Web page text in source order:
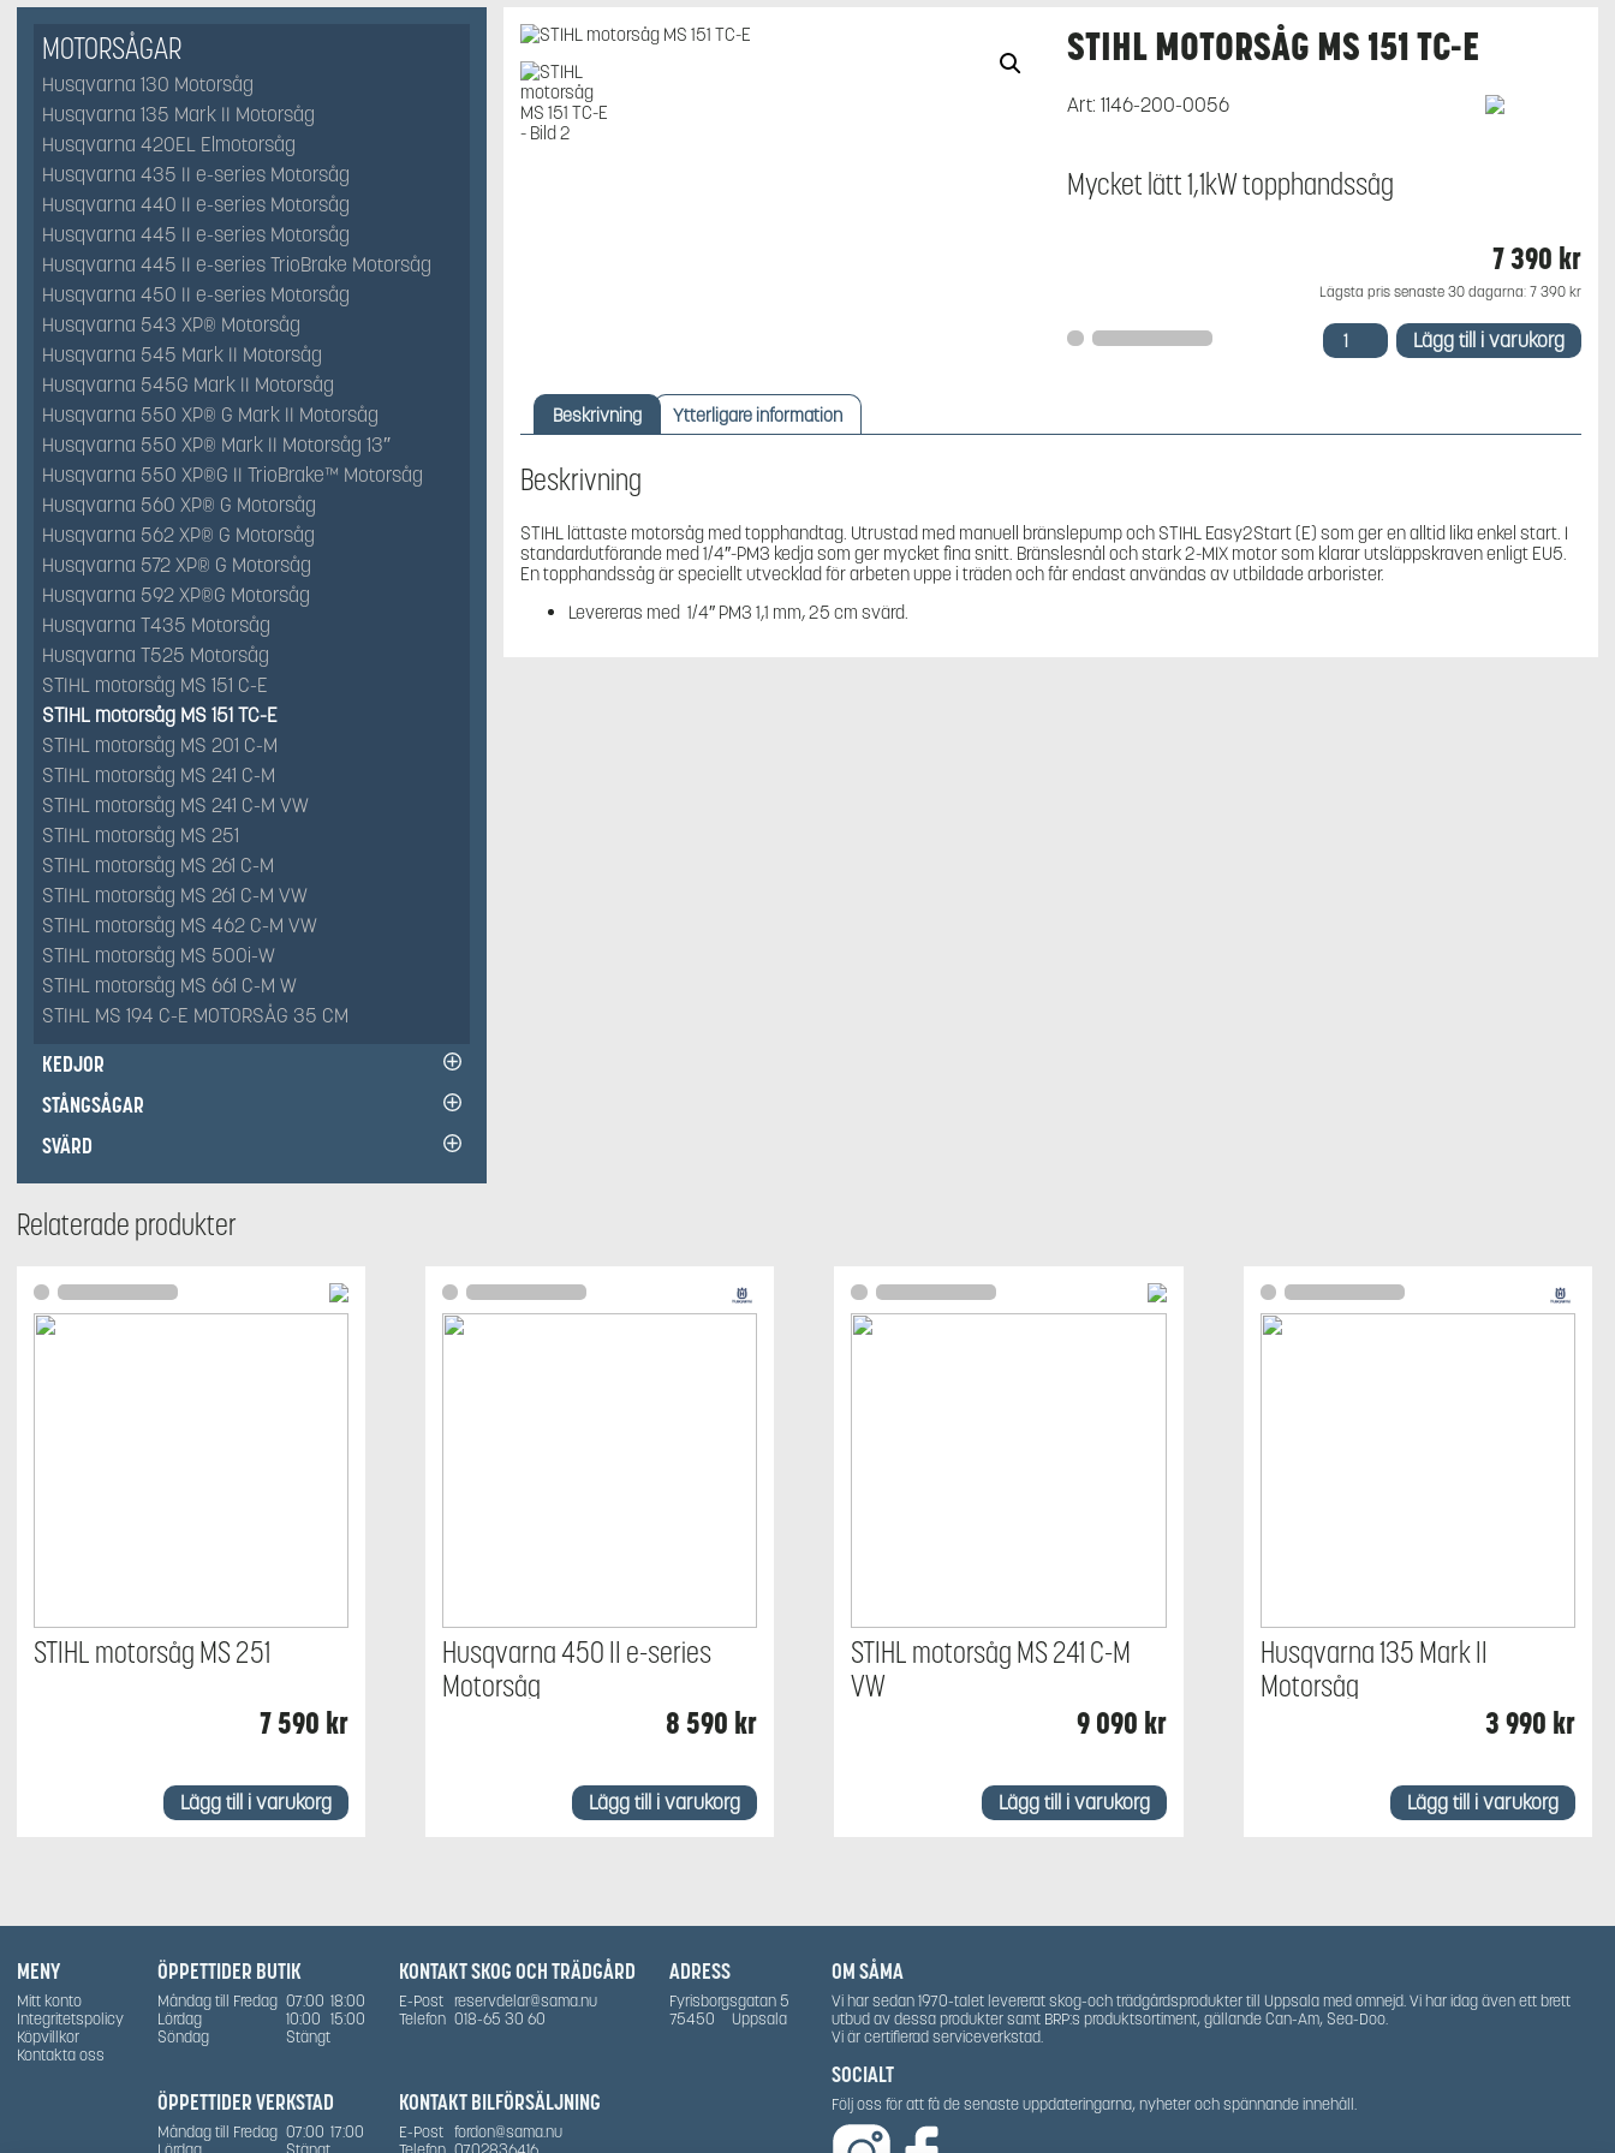
MOTORSÅGAR
Husqvarna 130 Motorsåg
Husqvarna 135 Mark II Motorsåg
Husqvarna 420EL Elmotorsåg
Husqvarna 435 II e-series Motorsåg
Husqvarna 440 II e-series Motorsåg
Husqvarna 445 II e-series Motorsåg
Husqvarna 445 II e-series TrioBrake Motorsåg
Husqvarna 450 II e-series Motorsåg
Husqvarna 543 XP® Motorsåg
Husqvarna 545 Mark II Motorsåg
Husqvarna 545G Mark II Motorsåg
Husqvarna 550 XP® G Mark II Motorsåg
Husqvarna 550 XP® Mark II Motorsåg 13″
Husqvarna 550 XP®G II TrioBrake™ Motorsåg
Husqvarna 560 XP® G Motorsåg
Husqvarna 562 XP® G Motorsåg
Husqvarna 572 XP® G Motorsåg
Husqvarna 592 XP®G Motorsåg
Husqvarna T435 Motorsåg
Husqvarna T525 Motorsåg
STIHL motorsåg MS 151 C-E
STIHL motorsåg MS 151 TC-E
STIHL motorsåg MS 201 C-M
STIHL motorsåg MS 241 C-M
STIHL motorsåg MS 241 C-M VW
STIHL motorsåg MS 251
STIHL motorsåg MS 261 C-M
STIHL motorsåg MS 261 C-M VW
STIHL motorsåg MS 462 C-M VW
STIHL motorsåg MS 500i-W
STIHL motorsåg MS 661 C-M W
STIHL MS 194 C-E MOTORSÅG 35 CM
KEDJOR
STÅNGSÅGAR
SVÄRD
STIHL MOTORSÅG MS 151 TC-E
Art:1146-200-0056
Mycket lätt 1,1kW topphandssåg
7 390 kr
Lägsta pris senaste 30 dagarna: 7 390 kr
STIHL
motorsåg Lägg till i varukorg
Beskrivning Ytterligare information
Beskrivning
STIHL lättaste motorsåg med topphandtag. Utrustad med manuell bränslepump och STIHL Easy2Start (E) som ger en alltid lika enkel start. I
standardutförande med 1/4″-PM3 kedja som ger mycket fina snitt. Bränslesnål och stark 2-MIX motor som klarar utsläppskraven enligt EU5.
En topphandssåg är speciellt utvecklad för arbeten uppe i träden och får endast användas av utbildade arborister.
Levereras med 1/4″ PM3 1,1 mm, 25 cm svärd.
Relaterade produkter
STIHL motorsåg MS 251
7 590 kr
Lägg till i varukorg
Husqvarna 450 II e-series
Motorsåg
8 590 kr
Lägg till i varukorg
STIHL motorsåg MS 241 C-M
VW
9 090 kr
Lägg till i varukorg
Husqvarna 135 Mark II
Motorsåg
3 990 kr
Lägg till i varukorg
MENY
Mitt konto
Integritetspolicy
Köpvillkor
Kontakta oss
ÖPPETTIDER BUTIK
Måndag till Fredag 07:00 18:00
Lördag
10:00 15:00
Söndag
Stängt
ÖPPETTIDER VERKSTAD
Måndag till Fredag 07:00 17:00
ADRESS
Fyrisborgsgatan 5
75450
Uppsala
KONTAKT SKOG OCH TRÄDGÅRD
E-Post reservdelar@sama.nu
Telefon 018-65 30 60
KONTAKT BILFÖRSÄLJNING
E-Post fordon@sama.nu
OM SÅMA
Vi har sedan 1970-talet levererat skog-och trädgårdsprodukter till Uppsala med omnejd. Vi har idag även ett brett
utbud av dessa produkter samt BRP:s produktsortiment, gällande Can-Am, Sea-Doo.
Vi är certifierad serviceverkstad.
SOCIALT
Följ oss för att få de senaste uppdateringarna, nyheter och spännande innehåll.